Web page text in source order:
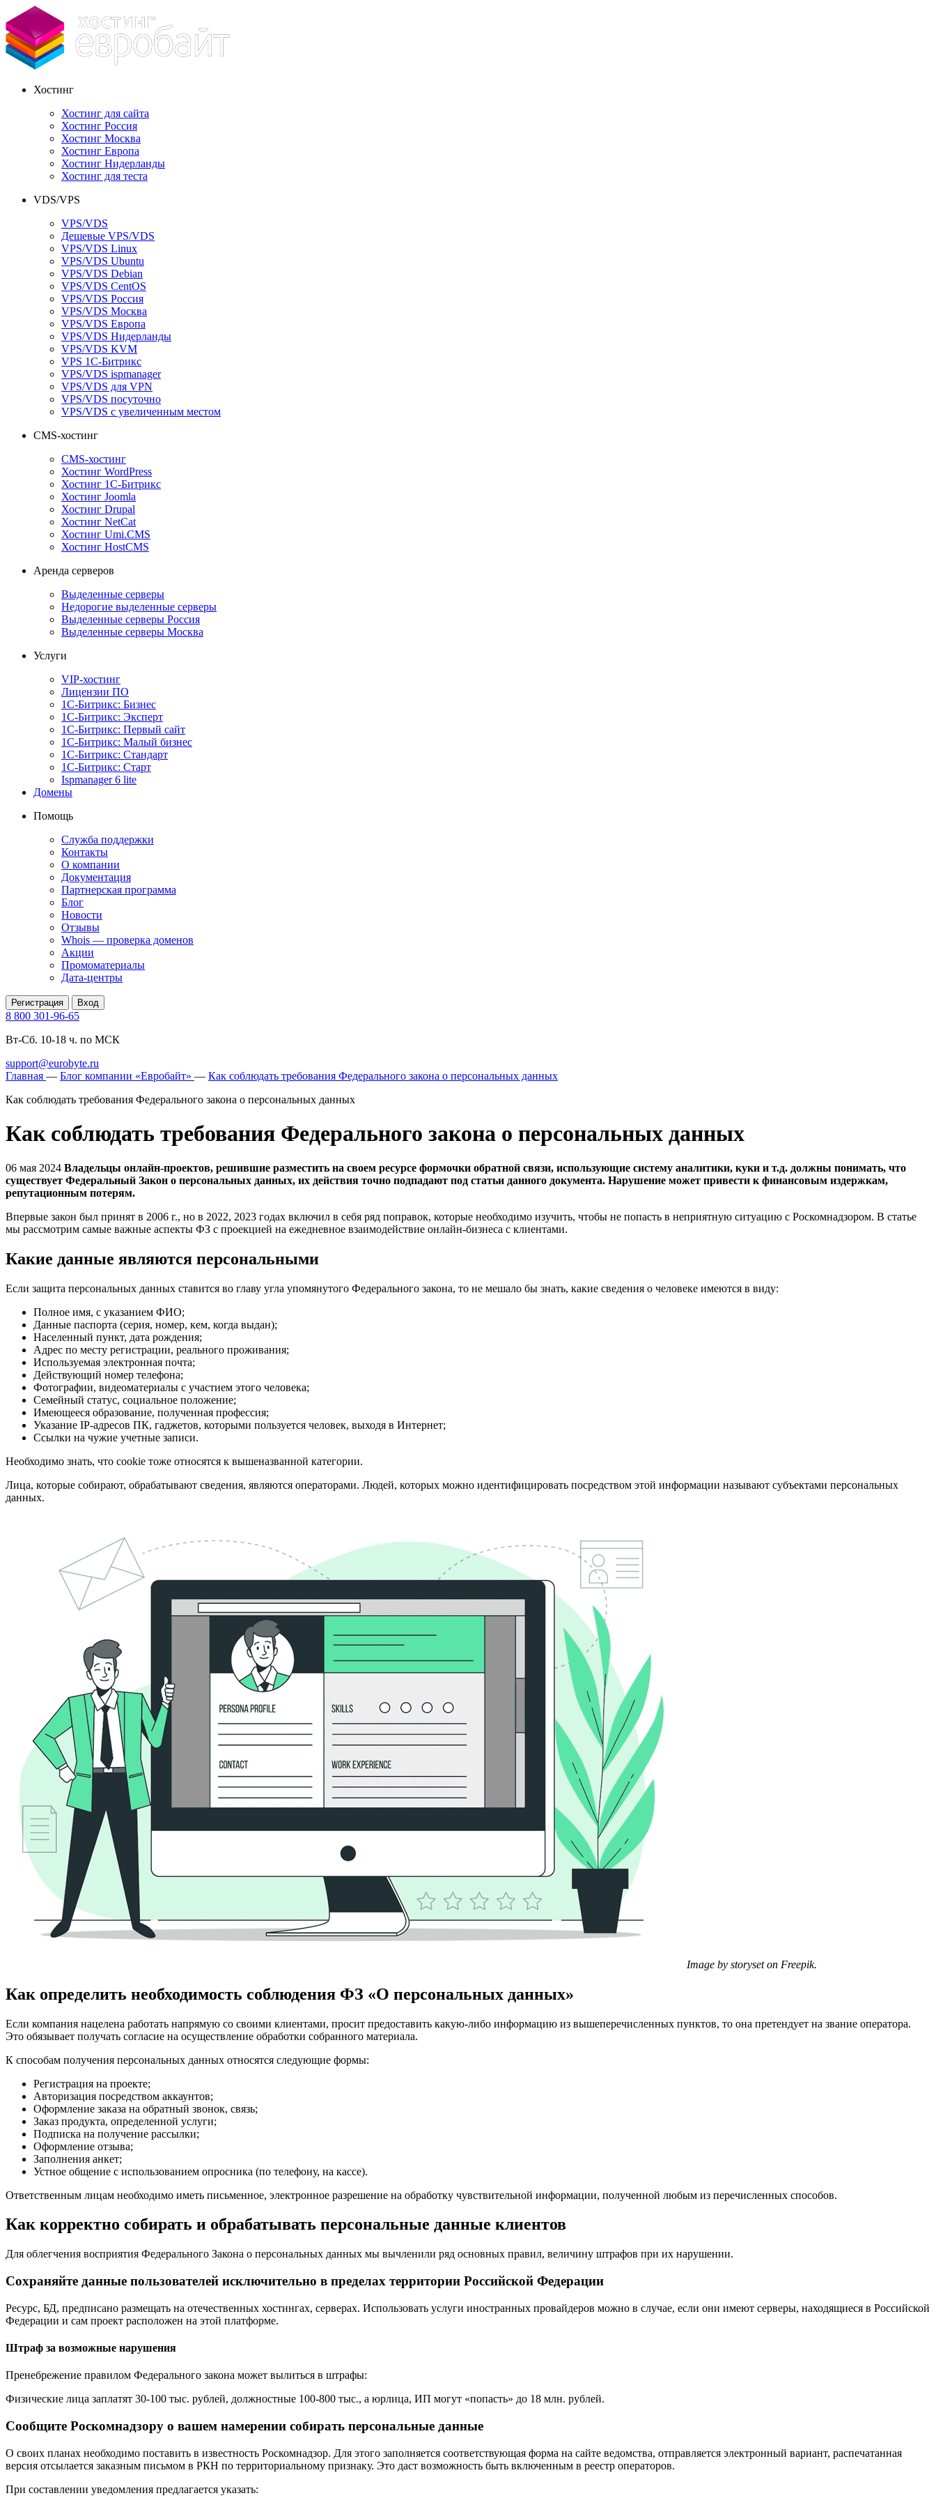
Хостинг
Хостинг для сайта
Хостинг Россия
Хостинг Москва
Хостинг Европа
Хостинг Нидерланды
Хостинг для теста
VDS/VPS
VPS/VDS
Дешевые VPS/VDS
VPS/VDS Linux
VPS/VDS Ubuntu
VPS/VDS Debian
VPS/VDS CentOS
VPS/VDS Россия
VPS/VDS Москва
VPS/VDS Европа
VPS/VDS Нидерланды
VPS/VDS KVM
VPS 1С-Битрикс
VPS/VDS ispmanager
VPS/VDS для VPN
VPS/VDS посуточно
VPS/VDS с увеличенным местом
CMS-хостинг
CMS-хостинг
Хостинг WordPress
Хостинг 1С-Битрикс
Хостинг Joomla
Хостинг Drupal
Хостинг NetCat
Хостинг Umi.CMS
Хостинг HostCMS
Аренда серверов
Выделенные серверы
Недорогие выделенные серверы
Выделенные серверы Россия
Выделенные серверы Москва
Услуги
VIP-хостинг
Лицензии ПО
1С-Битрикс: Бизнес
1С-Битрикс: Эксперт
1С-Битрикс: Первый сайт
1С-Битрикс: Малый бизнес
1С-Битрикс: Стандарт
1С-Битрикс: Старт
Ispmanager 6 lite
Домены
Помощь
Служба поддержки
Контакты
О компании
Документация
Партнерская программа
Блог
Новости
Отзывы
Whois — проверка доменов
Акции
Промоматериалы
Дата-центры
Регистрация Вход
8 800 301-96-65
Вт-Сб. 10-18 ч. по МСК
support@eurobyte.ru
Главная — Блог компании «Евробайт» — Как соблюдать требования Федерального закона о персональных данных
Как соблюдать требования Федерального закона о персональных данных
Как соблюдать требования Федерального закона о персональных данных
06 мая 2024 Владельцы онлайн-проектов, решившие разместить на своем ресурсе формочки обратной связи, использующие систему аналитики, куки и т.д. должны понимать, что
существует Федеральный Закон о персональных данных, их действия точно подпадают под статьи данного документа. Нарушение может привести к финансовым издержкам,
репутационным потерям.
Впервые закон был принят в 2006 г., но в 2022, 2023 годах включил в себя ряд поправок, которые необходимо изучить, чтобы не попасть в неприятную ситуацию с Роскомнадзором. В статье
мы рассмотрим самые важные аспекты ФЗ с проекцией на ежедневное взаимодействие онлайн-бизнеса с клиентами.
Какие данные являются персональными
Если защита персональных данных ставится во главу угла упомянутого Федерального закона, то не мешало бы знать, какие сведения о человеке имеются в виду:
Полное имя, с указанием ФИО;
Данные паспорта (серия, номер, кем, когда выдан);
Населенный пункт, дата рождения;
Адрес по месту регистрации, реального проживания;
Используемая электронная почта;
Действующий номер телефона;
Фотографии, видеоматериалы с участием этого человека;
Семейный статус, социальное положение;
Имеющееся образование, полученная профессия;
Указание IP-адресов ПК, гаджетов, которыми пользуется человек, выходя в Интернет;
Ссылки на чужие учетные записи.
Необходимо знать, что cookie тоже относятся к вышеназванной категории.
Лица, которые собирают, обрабатывают сведения, являются операторами. Людей, которых можно идентифицировать посредством этой информации называют субъектами персональных
данных.
Image by storyset on Freepik.
Как определить необходимость соблюдения ФЗ «О персональных данных»
Если компания нацелена работать напрямую со своими клиентами, просит предоставить какую-либо информацию из вышеперечисленных пунктов, то она претендует на звание оператора.
Это обязывает получать согласие на осуществление обработки собранного материала.
К способам получения персональных данных относятся следующие формы:
Регистрация на проекте;
Авторизация посредством аккаунтов;
Оформление заказа на обратный звонок, связь;
Заказ продукта, определенной услуги;
Подписка на получение рассылки;
Оформление отзыва;
Заполнения анкет;
Устное общение с использованием опросника (по телефону, на кассе).
Ответственным лицам необходимо иметь письменное, электронное разрешение на обработку чувствительной информации, полученной любым из перечисленных способов.
Как корректно собирать и обрабатывать персональные данные клиентов
Для облегчения восприятия Федерального Закона о персональных данных мы вычленили ряд основных правил, величину штрафов при их нарушении.
Сохраняйте данные пользователей исключительно в пределах территории Российской Федерации
Ресурс, БД, предписано размещать на отечественных хостингах, серверах. Использовать услуги иностранных провайдеров можно в случае, если они имеют серверы, находящиеся в Российской
Федерации и сам проект расположен на этой платформе.
Штраф за возможные нарушения
Пренебрежение правилом Федерального закона может вылиться в штрафы:
Физические лица заплатят 30-100 тыс. рублей, должностные 100-800 тыс., а юрлица, ИП могут «попасть» до 18 млн. рублей.
Сообщите Роскомнадзору о вашем намерении собирать персональные данные
О своих планах необходимо поставить в известность Роскомнадзор. Для этого заполняется соответствующая форма на сайте ведомства, отправляется электронный вариант, распечатанная
версия отсылается заказным письмом в РКН по территориальному признаку. Это даст возможность быть включенным в реестр операторов.
При составлении уведомления предлагается указать: